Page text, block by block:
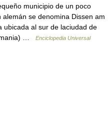
municipio de un poco
se denomina Dissen am
ubicada al sur de laciudad de
…
Enciclopedia Universal